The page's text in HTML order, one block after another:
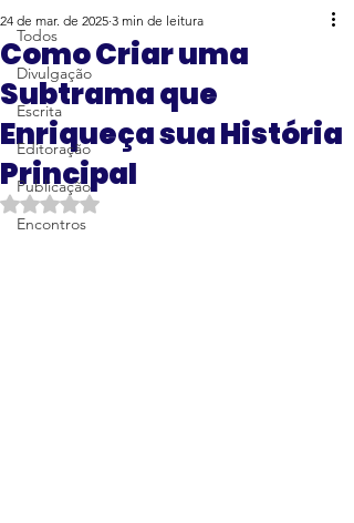
Todos
Divulgação
Escrita
Editoração
Publicação
Encontros
Como Criar uma
Subtrama que
Enriqueça sua História
Principal
24 de mar. de 2025 3 min de leitura
Avaliado com NaN de 5 estrelas.